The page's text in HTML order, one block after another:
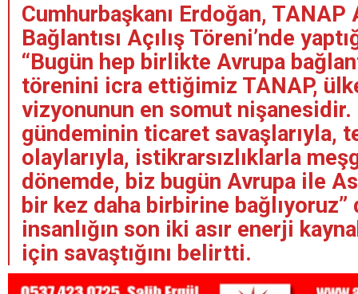
Cumhurbaşkanı Erdoğan, TANAP
Bağlantısı Açılış Töreni’nde
“Bugün hep birlikte Avrupa
törenini icra ettiğimiz TANAP,
vizyonunun en somut nişanesidir.
gündeminin ticaret savaşlarıyla,
olaylarıyla, istikrarsızlıklarla
dönemde, biz bugün Avrupa ile
bir kez daha birbirine bağlıyoruz”
insanlığın son iki asır enerji
için savaştığını belirtti.